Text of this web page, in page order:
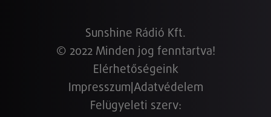
Sunshine Rádió Kft.
© 2022 Minden jog fenntartva!
Elérhetőségeink
Impresszum Adatvédelem
Felügyeleti szerv: